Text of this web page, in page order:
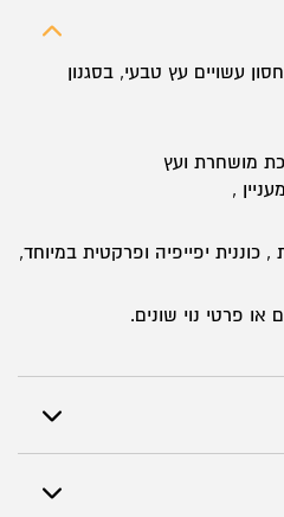
עשויים עץ טבעי, בסגנון
מתכת מושחרת ועץ
,
פרטי נוי שונים.